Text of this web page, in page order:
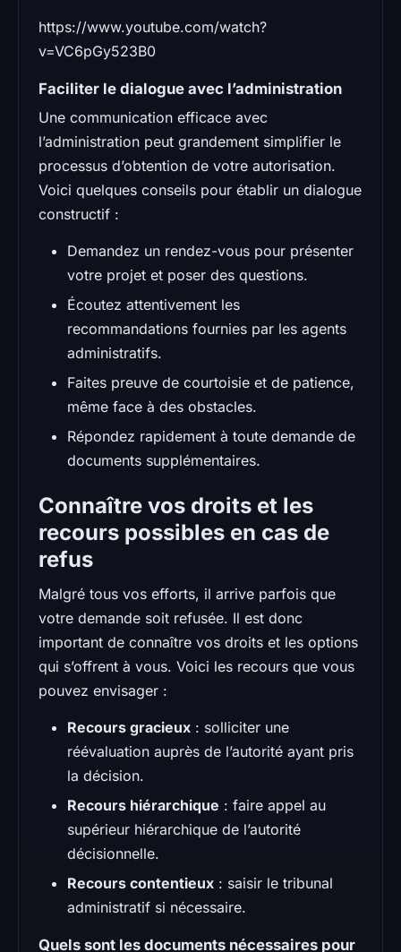
https://www.youtube.com/watch?
v=VC6pGy523B0
Faciliter le dialogue avec l’administration
Une communication efficace avec
l’administration peut grandement simplifier le
processus d’obtention de votre autorisation.
Voici quelques conseils pour établir un dialogue
constructif :
Demandez un rendez-vous pour présenter
votre projet et poser des questions.
Écoutez attentivement les
recommandations fournies par les agents
administratifs.
Faites preuve de courtoisie et de patience,
même face à des obstacles.
Répondez rapidement à toute demande de
documents supplémentaires.
Connaître vos droits et les
recours possibles en cas de
refus
Malgré tous vos efforts, il arrive parfois que
votre demande soit refusée. Il est donc
important de connaître vos droits et les options
qui s’offrent à vous. Voici les recours que vous
pouvez envisager :
Recours gracieux : solliciter une
réévaluation auprès de l’autorité ayant pris
la décision.
Recours hiérarchique : faire appel au
supérieur hiérarchique de l’autorité
décisionnelle.
Recours contentieux : saisir le tribunal
administratif si nécessaire.
Quels sont les documents nécessaires pour